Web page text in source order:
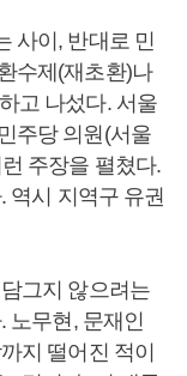
사이, 반대로 민
수제(재초환)나
고 나섰다. 서울
주당 의원(서울
주장을 펼쳤다.
역시 지역구 유권
그지 않으려는
노무현, 문재인
지 떨어진 적이